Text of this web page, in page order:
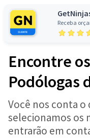
Receba
Encontre
Podólogas
Você nos conta o
selecionamos os
entrarão em